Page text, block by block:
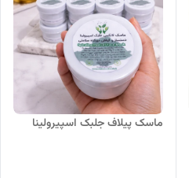
ماسک پیلاف جلبک اسپیرولینا